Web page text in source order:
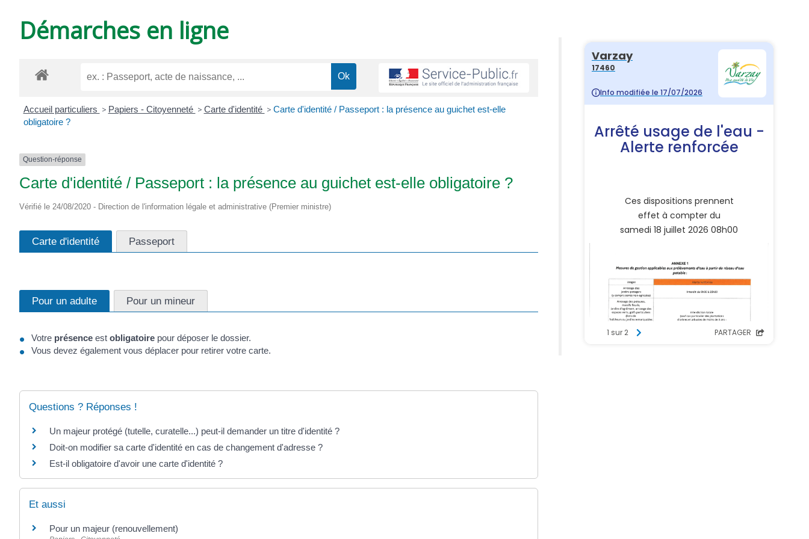
VARZAY
Démarches en ligne
Accueil particuliers > Papiers - Citoyenneté > Carte d'identité > Carte d'identité / Passeport : la présence au guichet est-elle
obligatoire ?
Question-réponse
Carte d'identité / Passeport : la présence au guichet est-elle obligatoire ?
Vérifié le 24/08/2020 - Direction de l'information légale et administrative (Premier ministre)
Carte d'identité Passeport
Pour un adulte Pour un mineur
Votre présence est obligatoire pour déposer le dossier.
Vous devez également vous déplacer pour retirer votre carte.
Questions ? Réponses !
Un majeur protégé (tutelle, curatelle...) peut-il demander un titre d'identité ?
Doit-on modifier sa carte d'identité en cas de changement d'adresse ?
Est-il obligatoire d'avoir une carte d'identité ?
Et aussi
Pour un majeur (renouvellement)